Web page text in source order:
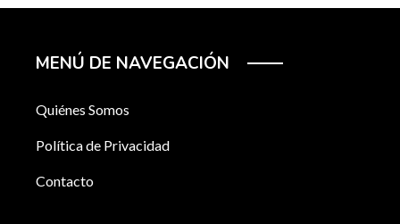
MENÚ DE NAVEGACIÓN
Quiénes Somos
Política de Privacidad
Contacto